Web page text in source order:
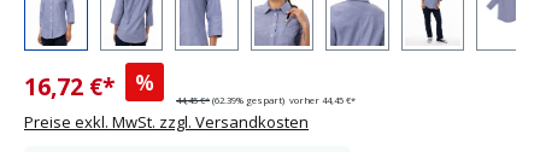
16,72 €* %
44,45 €* (62.39% gespart) vorher 44,45 €*
Preise exkl. MwSt. zzgl. Versandkosten